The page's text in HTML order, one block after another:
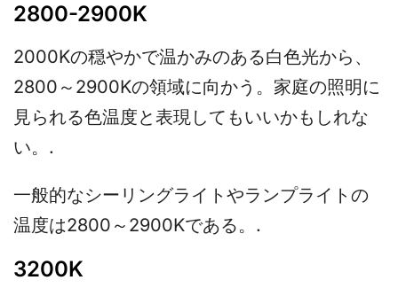
2800-2900K
2000Kの穏やかで温かみのある白色光から、
2800～2900Kの領域に向かう。家庭の照明に
見られる色温度と表現してもいいかもしれな
い。.
一般的なシーリングライトやランプライトの
温度は2800～2900Kである。.
3200K